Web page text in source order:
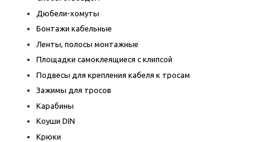
Дюбели-хомуты
Бонтажи кабельные
Ленты, полосы монтажные
Площадки самоклеящиеся с клипсой
Подвесы для крепления кабеля к тросам
Зажимы для тросов
Карабины
Коуши DIN
Крюки